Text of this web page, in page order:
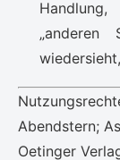
Abendstern;
Oetinger